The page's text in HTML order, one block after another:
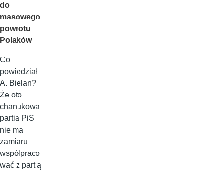
do
masowego
powrotu
Polaków
Co
powiedział
A. Bielan?
Że oto
chanukowa
partia PiS
nie ma
zamiaru
współpraco
wać z partią